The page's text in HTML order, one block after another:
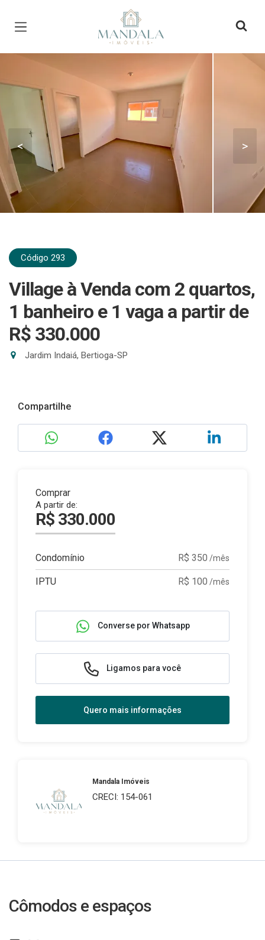
Página inicial
< >
Código 293
Village à Venda com 2 quartos,
1 banheiro e 1 vaga a partir de
R$ 330.000
Jardim Indaiá, Bertioga-SP
Compartilhe
Comprar
A partir de:
R$ 330.000
Condomínio R$ 350 /mês
IPTU R$ 100 /mês
Converse por Whatsapp
Ligamos para você
Quero mais informações
Mandala Imóveis
CRECI: 154-061
Cômodos e espaços